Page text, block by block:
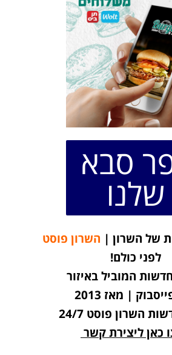
סבא
שלנו
של השרון | השרון פוסט
לפני כולם!
המוביל באיזור
| מאז 2013
השרון פוסט 24/7
כאן ליצירת קשר